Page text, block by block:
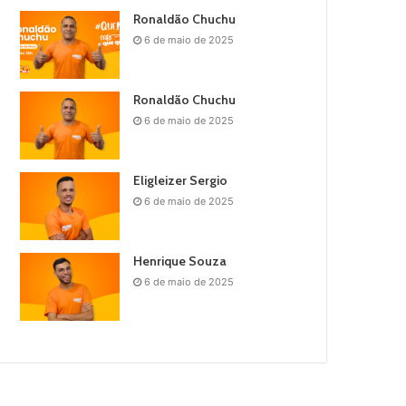
Ronaldão Chuchu
6 de maio de 2025
Ronaldão Chuchu
6 de maio de 2025
Eligleizer Sergio
6 de maio de 2025
Henrique Souza
6 de maio de 2025